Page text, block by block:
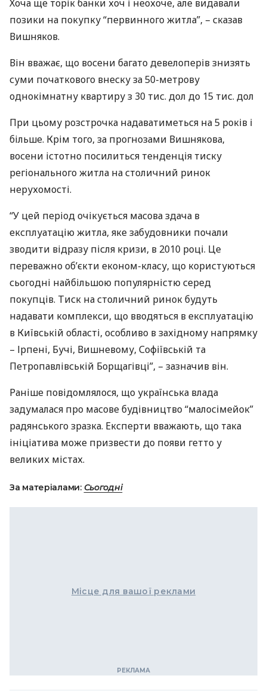
Хоча ще торік банки хоч і неохоче, але видавали
позики на покупку “первинного житла”, – сказав
Вишняков.
Він вважає, що восени багато девелоперів знизять
суми початкового внеску за 50-метрову
однокімнатну квартиру з 30 тис. дол до 15 тис. дол
При цьому розстрочка надаватиметься на 5 років і
більше. Крім того, за прогнозами Вишнякова,
восени істотно посилиться тенденція тиску
регіонального житла на столичний ринок
нерухомості.
“У цей період очікується масова здача в
експлуатацію житла, яке забудовники почали
зводити відразу після кризи, в 2010 році. Це
переважно об’єкти економ-класу, що користуються
сьогодні найбільшою популярністю серед
покупців. Тиск на столичний ринок будуть
надавати комплекси, що вводяться в експлуатацію
в Київській області, особливо в західному напрямку
– Ірпені, Бучі, Вишневому, Софіївській та
Петропавлівській Борщагівці”, – зазначив він.
Раніше повідомлялося, що українська влада
задумалася про масове будівництво “малосімейок”
радянського зразка. Експерти вважають, що така
ініціатива може призвести до появи гетто у
великих містах.
За матеріалами: Сьогодні
Місце для вашої реклами